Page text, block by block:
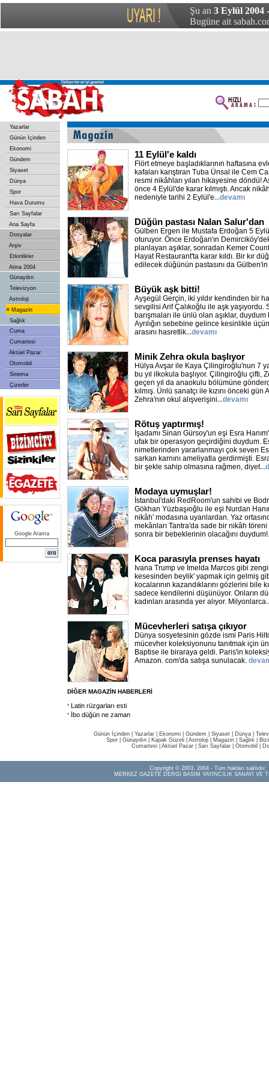
Şu an 3 Eylül 2004
Bugüne ait
Yazarlar
Günün İçinden
Ekonomi
Gündem
Siyaset
Dünya
Spor
Hava Durumu
Sarı Sayfalar
Ana Sayfa
Dosyalar
Arşiv
Etkinlikler
Atina 2004
Günaydın
Televizyon
Astroloji
» Magazin
Sağlık
Cuma
Cumartesi
Aktüel Pazar
Otomobil
Sinema
Çizerler
Google Arama
11 Eylül'e kaldı
Flört etmeye başladıklarının haftasına
kafaları karıştıran Tuba Ünsal ile Cem
resmi nikâhları yılan hikayesine döndü!
önce 4 Eylül'de karar kılmıştı. Ancak
nedeniyle tarihi 2 Eylül'e...devamı
Düğün pastası Nalan Salur'dan
Gülben Ergen ile Mustafa Erdoğan 5
oturuyor. Önce Erdoğan'ın
planlayan aşıklar, sonradan Kemer
Hayat Restaurant'ta karar kıldı. Bir kır
edilecek düğünün pastasını da Gülben'in
Büyük aşk bitti!
Ayşegül Gerçin, iki yıldır kendinden bir
sevgilisi Arif Çalıkoğlu ile aşk yaşıyordu.
barışmaları ile ünlü olan aşıklar, duydum
Ayrılığın sebebine gelince kesinlikle
arasını hasretlik...devamı
Minik Zehra okula başlıyor
Hülya Avşar ile Kaya Çilingiroğlu'nun 7
bu yıl ilkokula başlıyor. Çilingiroğlu çifti,
geçen yıl da anaokulu bölümüne
kılmış. Ünlü sanatçı ile kızını önceki
Zehra'nın okul alışverişini...devamı
Rötuş yaptırmış!
İşadamı Sinan Gürsoy'un eşi Esra
ufak bir operasyon geçirdiğini duydum.
nimetlerinden yararlanmayı çok seven
sarkan karnını ameliyatla gerdirmişti.
bir şekle sahip olmasına rağmen, diyet
Modaya uymuşlar!
İstanbul'daki RedRoom'un sahibi ve
Gökhan Yüzbaşıoğlu ile eşi Nurdan
nikâh' modasına uyanlardan. Yaz
mekânları Tantra'da sade bir nikâh
sonra bir bebeklerinin olacağını duydum!
Koca parasıyla prenses hayatı
Ivana Trump ve Imelda Marcos gibi
kesesinden beylik' yapmak için gelmiş
kocalarının kazandıklarını gözlerini bile
sadece kendilerini düşünüyor. Onların
kadınları arasında yer alıyor. Milyonlarca
Mücevherleri satışa çıkıyor
Dünya sosyetesinin gözde ismi Paris
mücevher koleksiyonunu tanıtmak için
Baptise ile biraraya geldi. Paris'in
Amazon. com'da satışa sunulacak.
DİĞER MAGAZİN HABERLERİ
Latin rüzgarları esti
İbo düğün ne zaman
Günün İçinden Yazarlar Ekonomi Gündem Siyaset Dünya |
Spor
Günaydın Kapak Güzeli Astroloji Magazin Sağlık
Cumartesi| Aktüel Pazar| Sarı Sayfalar| Otomobil
Copyright © 2003, 2004 - Tüm hakları saklıdır.
MERKEZ GAZETE DERGİ BASIM YAYINCILIK SANAYİ VE